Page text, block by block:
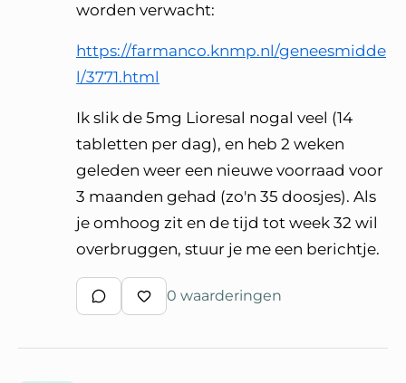
worden verwacht:
https://farmanco.knmp.nl/geneesmidde
l/3771.html
Ik slik de 5mg Lioresal nogal veel (14
tabletten per dag), en heb 2 weken
geleden weer een nieuwe voorraad voor
3 maanden gehad (zo'n 35 doosjes). Als
je omhoog zit en de tijd tot week 32 wil
overbruggen, stuur je me een berichtje.
Schrijf een reactie
Waardeer reactie
0 waarderingen